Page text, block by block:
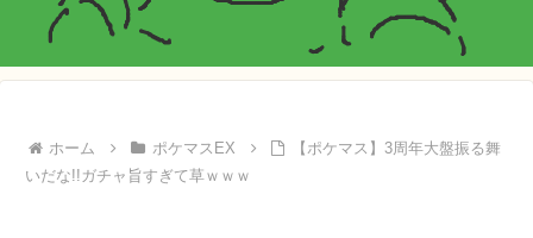
ホーム ポケマスEX
【ポケマス】3周年大盤振る舞
いだな!!ガチャ旨すぎて草ｗｗｗ